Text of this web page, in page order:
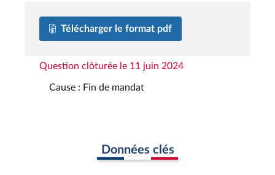
Télécharger le format pdf
Question clôturée le 11 juin 2024
Cause : Fin de mandat
Données clés